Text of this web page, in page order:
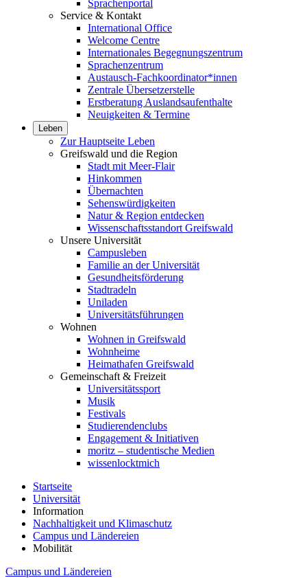
Sprachenportal
Service & Kontakt
International Office
Welcome Centre
Internationales Begegnungszentrum
Sprachenzentrum
Austausch-Fachkoordinator*innen
Zentrale Übersetzerstelle
Erstberatung Auslandsaufenthalte
Neuigkeiten & Termine
Leben
Zur Hauptseite Leben
Greifswald und die Region
Stadt mit Meer-Flair
Hinkommen
Übernachten
Sehenswürdigkeiten
Natur & Region entdecken
Wissenschaftsstandort Greifswald
Unsere Universität
Campusleben
Familie an der Universität
Gesundheitsförderung
Stadtradeln
Uniladen
Universitätsführungen
Wohnen
Wohnen in Greifswald
Wohnheime
Heimathafen Greifswald
Gemeinschaft & Freizeit
Universitätssport
Musik
Festivals
Studierendenclubs
Engagement & Initiativen
moritz – studentische Medien
wissenlocktmich
Startseite
Universität
Information
Nachhaltigkeit und Klimaschutz
Campus und Ländereien
Mobilität
Campus und Ländereien